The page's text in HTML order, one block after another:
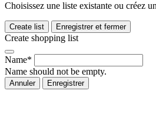
Choisissez une liste existante ou créez
Create list Enregistrer et fermer
Create shopping list
Name*
Name should not be empty.
Annuler Enregistrer